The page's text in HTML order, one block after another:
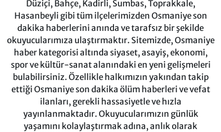
Düziçi, Bahçe, Kadirli, Sumbas, Toprakkale,
Hasanbeyli gibi tüm ilçelerimizden Osmaniye son
dakika haberlerini anında ve tarafsız bir şekilde
okuyucularımıza ulaştırmaktır. Sitemizde, Osmaniye
haber kategorisi altında siyaset, asayiş, ekonomi,
spor ve kültür-sanat alanındaki en yeni gelişmeleri
bulabilirsiniz. Özellikle halkımızın yakından takip
ettiği Osmaniye son dakika ölüm haberleri ve vefat
ilanları, gerekli hassasiyetle ve hızla
yayınlanmaktadır. Okuyucularımızın günlük
yaşamını kolaylaştırmak adına, anlık olarak